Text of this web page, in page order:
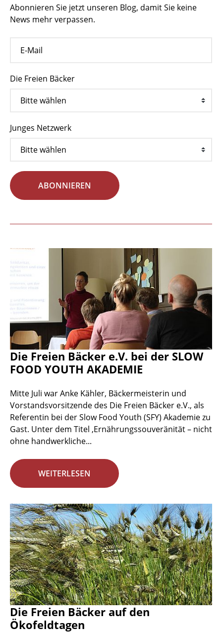
Abonnieren Sie jetzt unseren Blog, damit Sie keine
News mehr verpassen.
Die Freien Bäcker
Junges Netzwerk
ABONNIEREN
Die Freien Bäcker e.V. bei der SLOW
FOOD YOUTH AKADEMIE
Mitte Juli war Anke Kähler, Bäckermeisterin und
Vorstandsvorsitzende des Die Freien Bäcker e.V., als
Referentin bei der Slow Food Youth (SFY) Akademie zu
Gast. Unter dem Titel ‚Ernährungssouveränität – nicht
ohne handwerkliche...
WEITERLESEN
Die Freien Bäcker auf den
Ökofeldtagen